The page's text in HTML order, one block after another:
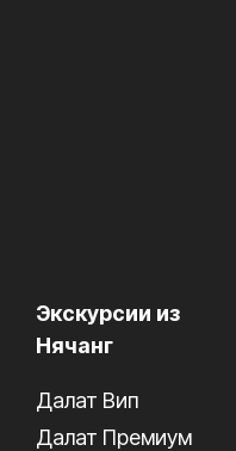
Экскурсии из
Нячанг
Далат Вип
Далат Премиум